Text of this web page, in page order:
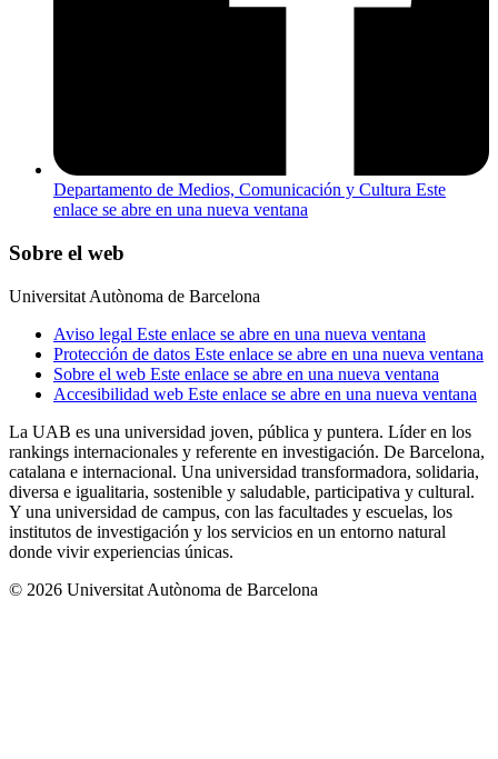
Departamento de Medios, Comunicación y Cultura Este
enlace se abre en una nueva ventana
Sobre el web
Universitat Autònoma de Barcelona
Aviso legal Este enlace se abre en una nueva ventana
Protección de datos Este enlace se abre en una nueva ventana
Sobre el web Este enlace se abre en una nueva ventana
Accesibilidad web Este enlace se abre en una nueva ventana
La UAB es una universidad joven, pública y puntera. Líder en los
rankings internacionales y referente en investigación. De Barcelona,
catalana e internacional. Una universidad transformadora, solidaria,
diversa e igualitaria, sostenible y saludable, participativa y cultural.
Y una universidad de campus, con las facultades y escuelas, los
institutos de investigación y los servicios en un entorno natural
donde vivir experiencias únicas.
© 2026 Universitat Autònoma de Barcelona